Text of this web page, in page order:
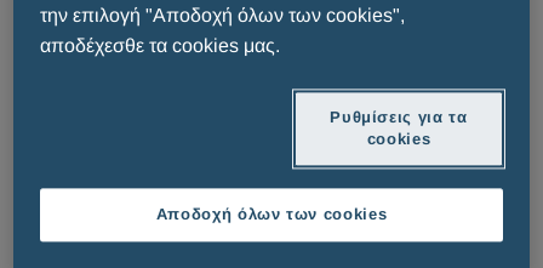
την επιλογή "Αποδοχή όλων των cookies",
αποδέχεσθε τα cookies μας.
Ρυθμίσεις για τα
cookies
Αποδοχή όλων των cookies